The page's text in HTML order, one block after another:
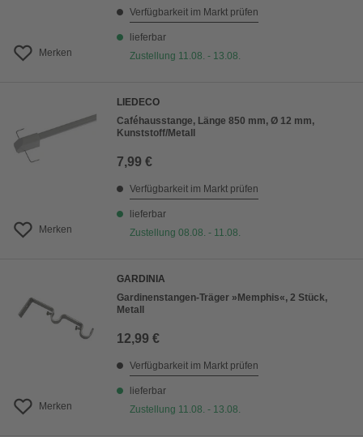
Merken
Verfügbarkeit im Markt prüfen
lieferbar
Zustellung 11.08. - 13.08.
Merken
LIEDECO
Caféhausstange, Länge 850 mm, Ø 12 mm,
Kunststoff/Metall
7,99 €
Verfügbarkeit im Markt prüfen
lieferbar
Zustellung 08.08. - 11.08.
Merken
GARDINIA
Gardinenstangen-Träger »Memphis«, 2 Stück,
Metall
12,99 €
Verfügbarkeit im Markt prüfen
lieferbar
Zustellung 11.08. - 13.08.